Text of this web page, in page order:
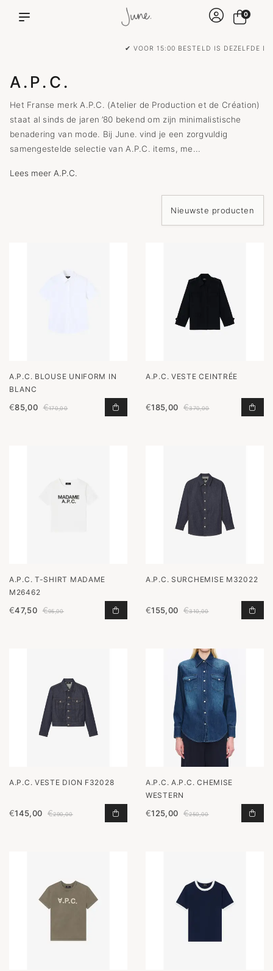
✔ VOOR 15:00 BESTELD IS DEZELFDE DAG VERZONDEN!
0
A.P.C.
Het Franse merk A.P.C. (Atelier de Production et de Création)
staat al sinds de jaren ’80 bekend om zijn minimalistische
benadering van mode. Bij June. vind je een zorgvuldig
samengestelde selectie van A.P.C. items, me...
Lees meer A.P.C.
A.P.C. BLOUSE UNIFORM IN
BLANC
€85,00 €170,00 BLOUSE UNIFORM IN BLANC
A.P.C. VESTE CEINTRÉE
€185,00 €370,00
A.P.C. T-SHIRT MADAME
M26462
€47,50 €95,00 T-SHIRT MADAME M26462
A.P.C. SURCHEMISE M32022
€155,00 €310,00
A.P.C. VESTE DION F32028
€145,00 €290,00 VESTE DION F32028 TOEVOEGEN
A.P.C. A.P.C. CHEMISE
WESTERN
€125,00 €250,00